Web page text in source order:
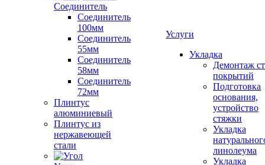
Соединитель
Соединитель
100мм
Соединитель
55мм
Соединитель
58мм
Соединитель
72мм
Плинтус
алюминиевый
Плинтус из
нержавеющей
стали
Услуги
Укладка
Демонтаж
покрытий
Подготовка
основания,
устройство
стяжки
Укладка
линолеума
Укладка